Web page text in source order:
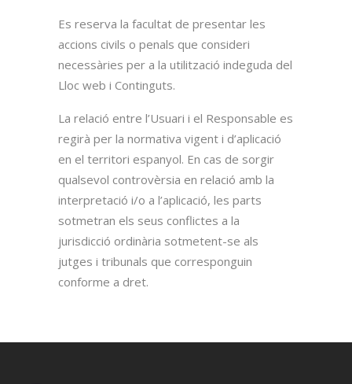
Es reserva la facultat de presentar les
accions civils o penals que consideri
necessàries per a la utilització indeguda del
Lloc web i Continguts.
La relació entre l’Usuari i el Responsable es
regirà per la normativa vigent i d’aplicació
en el territori espanyol. En cas de sorgir
qualsevol controvèrsia en relació amb la
interpretació i/o a l’aplicació, les parts
sotmetran els seus conflictes a la
jurisdicció ordinària sotmetent-se als
jutges i tribunals que corresponguin
conforme a dret.